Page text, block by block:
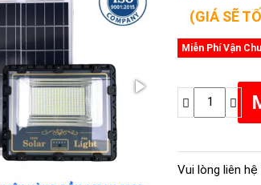
(GIÁ SẼ
Miễn Phí Vận
Vui lòng liên